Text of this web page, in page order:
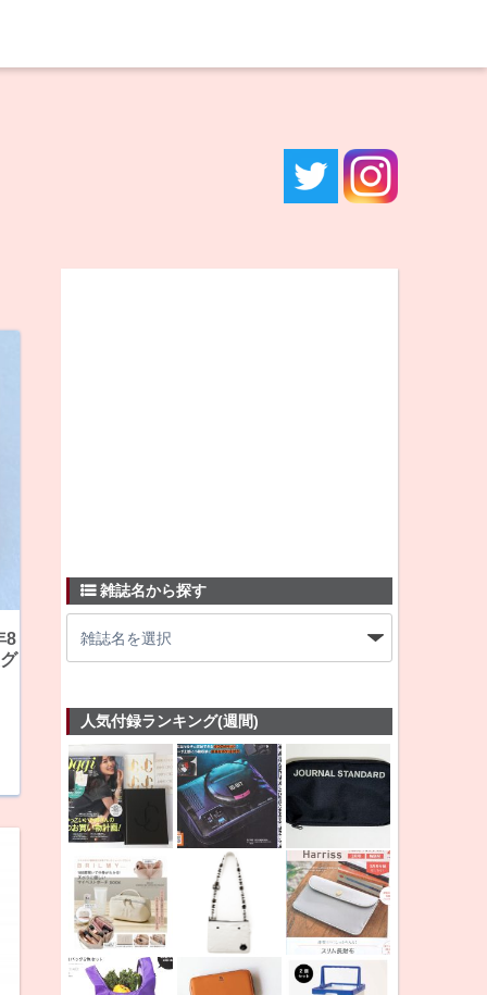
8
雑誌名から探す
人気付録ランキング(週間)